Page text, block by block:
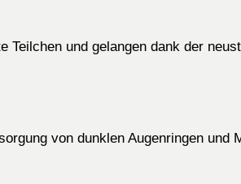
und gelangen dank der
von dunklen Augenringen und